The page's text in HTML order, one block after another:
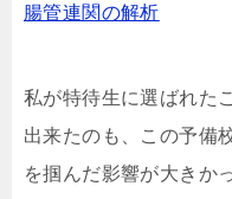
腸管連関の解析
私が特待生に選ばれた
出来たのも、この予備
を掴んだ影響が大きか